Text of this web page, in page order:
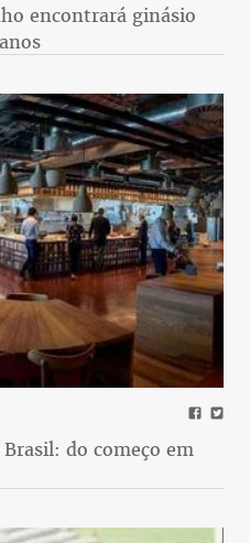
encontrará ginásio
do começo em